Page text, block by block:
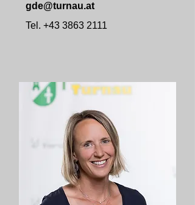
gde@turnau.at
Tel. +43 3863 2111